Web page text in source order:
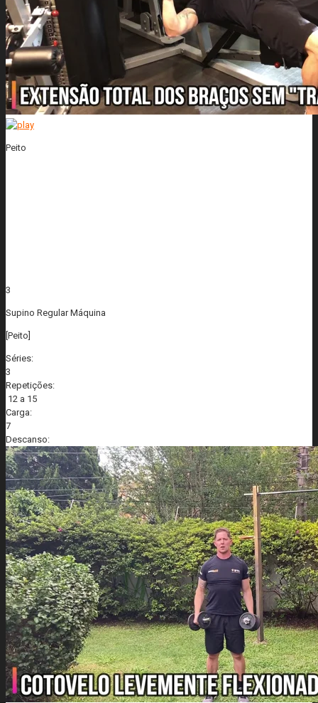
Peito
3
Supino Regular Máquina
[Peito]
Séries:
3
Repetições:
12 a 15
Carga:
7
Descanso: